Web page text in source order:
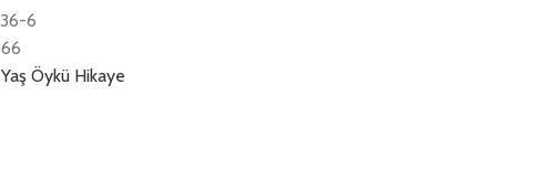
6
Öykü Hikaye